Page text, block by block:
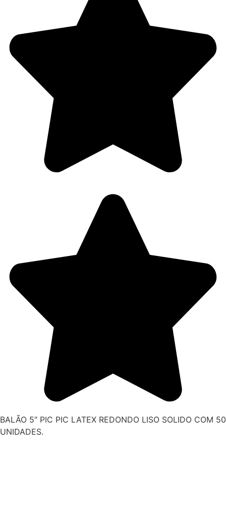
BALÃO 5″ PIC PIC LATEX REDONDO LISO SOLIDO COM 50
UNIDADES.